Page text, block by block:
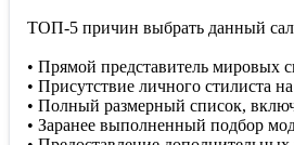
ТОП-5 причин выбрать данный
• Прямой представитель мировых
• Присутствие личного стилиста
• Полный размерный список,
• Заранее выполненный подбор